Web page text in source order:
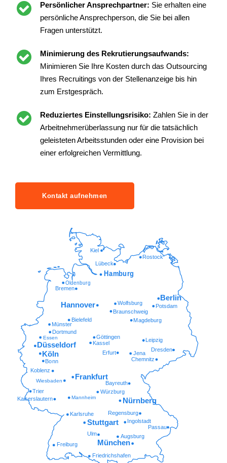
Persönlicher Ansprechpartner: Sie erhalten eine
persönliche Ansprechperson, die Sie bei allen
Fragen unterstützt.
Minimierung des Rekrutierungsaufwands:
Minimieren Sie Ihre Kosten durch das Outsourcing
Ihres Recruitings von der Stellenanzeige bis hin
zum Erstgespräch.
Reduziertes Einstellungsrisiko: Zahlen Sie in der
Arbeitnehmerüberlassung nur für die tatsächlich
geleisteten Arbeitsstunden oder eine Provision bei
einer erfolgreichen Vermittlung.
Kontakt aufnehmen
Friedrichshafen
Freiburg
Augsburg
Ulm
Passau
Ingolstadt
Regensburg
Karlsruhe
Kaiserslautern Mannheim
Würzburg
Trier
Wiesbaden Bayreuth
Koblenz
Chemnitz
Bonn
Erfurt Jena
Dresden
Kassel
Göttingen
Essen
Dortmund
Münster
Magdeburg
Bielefeld
Braunschweig
Potsdam
Wolfsburg
Oldenburg
Lübeck
Rostock
Kiel
München
Stuttgart
Nürnberg
Frankfurt
Köln
Düsseldorf
Leipzig
Hannover
Berlin
Bremen
Hamburg